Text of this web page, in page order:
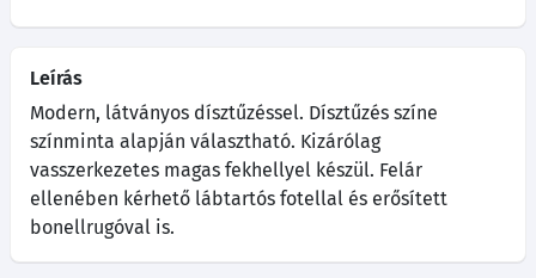
Leírás
Modern, látványos dísztűzéssel. Dísztűzés színe
színminta alapján választható. Kizárólag
vasszerkezetes magas fekhellyel készül. Felár
ellenében kérhető lábtartós fotellal és erősített
bonellrugóval is.